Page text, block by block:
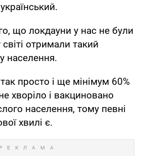
що локдауни у нас не були
світі отримали такий
населення.
просто і ще мінімум 60%
хворіло і вакциновано
населення, тому певні
хвилі є.